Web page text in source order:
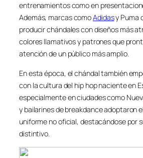
entrenamientos como en
Además, marcas comoAdidasy Puma
producir chándales con diseños más
colores llamativos y patrones que
atención de un público más amplio.
En esta época, el chándal también
con la cultura del hip hop naciente en
especialmente en ciudades como
y bailarines de breakdance adoptaron
uniforme no oficial, destacándose por
distintivo.